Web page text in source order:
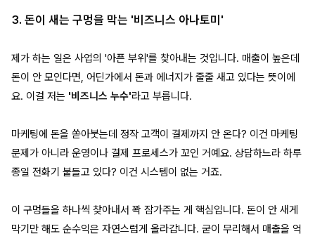
3. 돈이 새는 구멍을 막는 '비즈니스 아나토미'
제가 하는 일은 사업의 '아픈 부위'를 찾아내는 것입니다. 매출이 높은데
돈이 안 모인다면, 어딘가에서 돈과 에너지가 줄줄 새고 있다는 뜻이에
요. 이걸 저는 '비즈니스 누수'라고 부릅니다.
마케팅에 돈을 쏟아붓는데 정작 고객이 결제까지 안 온다? 이건 마케팅
문제가 아니라 운영이나 결제 프로세스가 꼬인 거예요. 상담하느라 하루
종일 전화기 붙들고 있다? 이건 시스템이 없는 거죠.
이 구멍들을 하나씩 찾아내서 꽉 잠가주는 게 핵심입니다. 돈이 안 새게
막기만 해도 순수익은 자연스럽게 올라갑니다. 굳이 무리해서 매출을 억